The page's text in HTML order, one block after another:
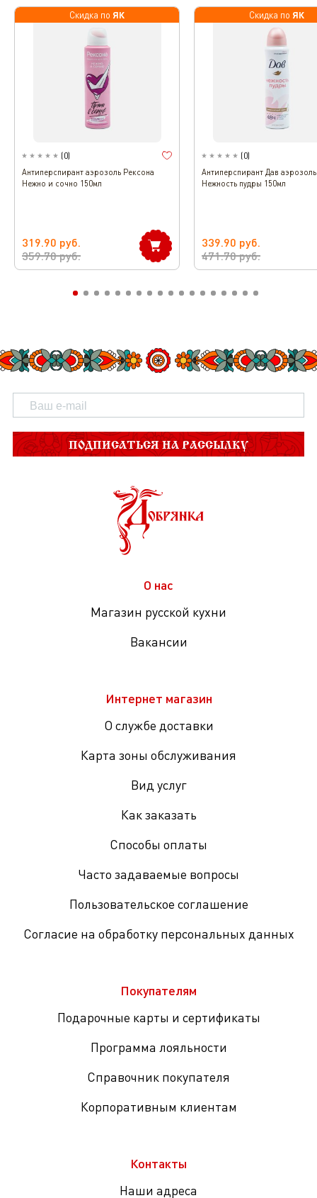
Скидка по ЯК
(0)
Антиперспирант аэрозоль Рексона
Нежно и сочно 150мл
319.90 руб.
359.70руб.
Скидка по ЯК
(0)
Антиперспирант Дав аэрозоль
Нежность пудры 150мл
339.90 руб.
471.70руб.
ПОДПИСАТЬСЯ НА РАССЫЛКУ
О нас
Магазин русской кухни
Вакансии
Интернет магазин
О службе доставки
Карта зоны обслуживания
Вид услуг
Как заказать
Способы оплаты
Часто задаваемые вопросы
Пользовательское соглашение
Согласие на обработку персональных данных
Покупателям
Подарочные карты и сертификаты
Программа лояльности
Справочник покупателя
Корпоративным клиентам
Контакты
Наши адреса